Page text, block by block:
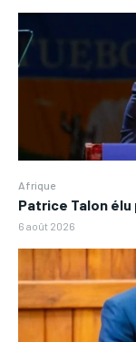
Afrique
Patrice Talon
6 août 2026